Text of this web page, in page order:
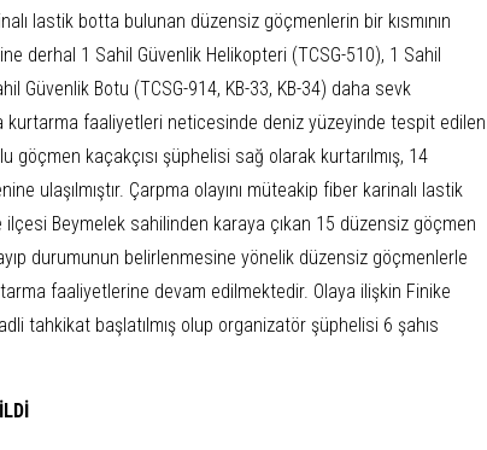
lastik botta bulunan düzensiz göçmenlerin bir kısmının
derhal 1 Sahil Güvenlik Helikopteri (TCSG-510), 1 Sahil
Güvenlik Botu (TCSG-914, KB-33, KB-34) daha sevk
kurtarma faaliyetleri neticesinde deniz yüzeyinde tespit edilen
göçmen kaçakçısı şüphelisi sağ olarak kurtarılmış, 14
ulaşılmıştır. Çarpma olayını müteakip fiber karinalı lastik
Beymelek sahilinden karaya çıkan 15 düzensiz göçmen
durumunun belirlenmesine yönelik düzensiz göçmenlerle
faaliyetlerine devam edilmektedir. Olaya ilişkin Finike
tahkikat başlatılmış olup organizatör şüphelisi 6 şahıs